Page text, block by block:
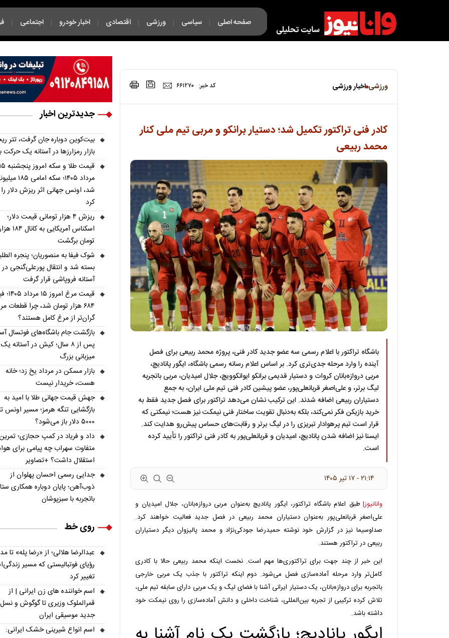
صفحه اصلی | سیاسی | ورزشی | اقتصادی | اخبار خودرو | اجتماعی |
فکت لایف |
ورزشی اخبار ورزشی کد خبر: ۶۶۱۲۷۰
کادر فنی تراکتور تکمیل شد؛ دستیار برانکو و مربی تیم ملی کنار
محمد ربیعی
باشگاه تراکتور با اعلام رسمی سه عضو جدید کادر فنی، پروژه محمد ربیعی برای فصل
آینده را وارد مرحله جدی‌تری کرد. بر اساس اعلام رسانه رسمی باشگاه، ایگور پانادیچ،
مربی دروازه‌بانان کروات و دستیار قدیمی برانکو ایوانکوویچ، جلال امیدیان، مربی باتجربه
لیگ برتر، و علی‌اصغر قربانعلی‌پور، عضو پیشین کادر فنی تیم ملی ایران، به جمع
دستیاران ربیعی اضافه شدند. این ترکیب نشان می‌دهد تراکتور برای فصل جدید فقط به
خرید بازیکن فکر نمی‌کند، بلکه به‌دنبال تقویت ساختار فنی نیمکت نیز هست؛ نیمکتی که
قرار است تیم پرهوادار تبریزی را در لیگ برتر و رقابت‌های حساس پیش‌رو هدایت کند.
ایسنا نیز اضافه شدن پانادیچ، امیدیان و قربانعلی‌پور به کادر فنی تراکتور را تأیید کرده
است.
۲۱:۱۴ - ۱۷ تير ۱۴۰۵
وانانیوز| طبق اعلام باشگاه تراکتور، ایگور پانادیچ به‌عنوان مربی دروازه‌بانان، جلال امیدیان و
علی‌اصغر قربانعلی‌پور به‌عنوان دستیاران محمد ربیعی در فصل جدید فعالیت خواهند کرد.
صداوسیما نیز در گزارش خود نوشته حمیدرضا جودکی‌نژاد و محمد پالیزوان دیگر دستیاران
ربیعی در تراکتور هستند.
این خبر از چند جهت برای تراکتوری‌ها مهم است. نخست اینکه محمد ربیعی حالا با کادری
کامل‌تر وارد مرحله آماده‌سازی فصل می‌شود. دوم اینکه تراکتور با جذب یک مربی خارجی
باتجربه برای دروازه‌بانان، یک دستیار ایرانی آشنا با فضای لیگ و یک مربی دارای سابقه تیم ملی،
تلاش کرده ترکیبی از تجربه بین‌المللی، شناخت داخلی و دانش آماده‌سازی را روی نیمکت خود
داشته باشد.
جدیدترین اخبار
بیت‌کوین دوباره جان گرفت، تتر
بازار رمزارزها در آستانه یک
قیمت طلا و سکه
مرداد ۱۴۰۵؛ سکه امامی
شد، اونس جهانی اثر ریزش دلار
کرد
ریزش ۴ هزار تومانی قیمت دلار؛
اسکناس آمریکایی به کانال
تومان برگشت
شوک فیفا به منصوریان؛ پنجره
بسته شد و انتقال پورعلی‌گنجی در
آستانه فروپاشی قرار گرفت
قیمت مرغ امروز
۶۸۴ هزار تومان شد، چرا قطعات
گران‌تر از مرغ کامل هستند؟
بازگشت جام باشگاه‌های فوتسال
پس از ۸ سال؛ کیش در آستانه یک
میزبانی بزرگ
بازار مسکن در مرداد یخ زد؛ خانه
هست، خریدار نیست
جهش قیمت جهانی طلا با امید به
بازگشایی تنگه هرمز؛ مسیر اونس
۵۰۰۰ دلار باز می‌شود؟
داد و فریاد در کمپ حجازی؛
متفاوت سهراب چه پیامی برای
استقلال داشت؟ +تصاویر
جدایی رسمی احسان پهلوان از
ذوب‌آهن؛ پایان دوباره همکاری
باتجربه با سبزپوشان
روی خط
عبدالرضا هلالی؛ از «رضا پله» تا
رؤیای فوتبالیستی که مسیر
تغییر کرد
اسم خواننده های زن ایرانی | از
قمرالملوک وزیری تا گوگوش و نسل
جدید موسیقی ایران
اسم انواع شیرینی خشک ایرانی: